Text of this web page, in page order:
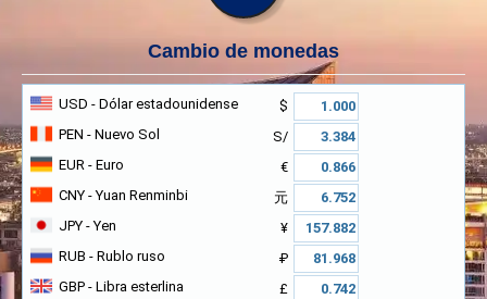
Cambio de monedas
USD - Dólar estadounidense
$
PEN - Nuevo Sol
S/
EUR - Euro
€
CNY - Yuan Renminbi
元
JPY - Yen
¥
RUB - Rublo ruso
₽
GBP - Libra esterlina
£